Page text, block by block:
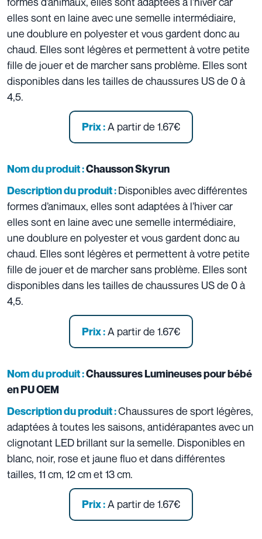
elles sont en laine avec une semelle intermédiaire,
une doublure en polyester et vous gardent donc au
chaud. Elles sont légères et permettent à votre petite
fille de jouer et de marcher sans problème. Elles sont
disponibles dans les tailles de chaussures US de 0 à
4,5.
Prix :A partir de 1.67€
Nom du produit :Chausson Skyrun
Description du produit :Disponibles avec différentes
formes d’animaux, elles sont adaptées à l’hiver car
elles sont en laine avec une semelle intermédiaire,
une doublure en polyester et vous gardent donc au
chaud. Elles sont légères et permettent à votre petite
fille de jouer et de marcher sans problème. Elles sont
disponibles dans les tailles de chaussures US de 0 à
4,5.
Prix :A partir de 1.67€
Nom du produit :Chaussures Lumineuses pour bébé
en PU OEM
Description du produit :Chaussures de sport légères,
adaptées à toutes les saisons, antidérapantes avec un
clignotant LED brillant sur la semelle. Disponibles en
blanc, noir, rose et jaune fluo et dans différentes
tailles, 11 cm, 12 cm et 13 cm.
Prix :A partir de 1.67€